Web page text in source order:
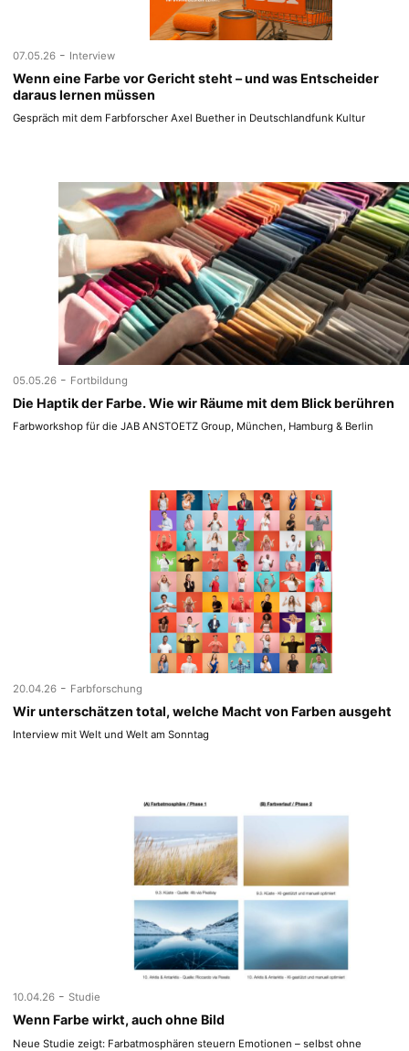
07.05.26 - Interview
Wenn eine Farbe vor Gericht steht – und was Entscheider
daraus lernen müssen
Gespräch mit dem Farbforscher Axel Buether in Deutschlandfunk Kultur
05.05.26 - Fortbildung
Die Haptik der Farbe. Wie wir Räume mit dem Blick berühren
Farbworkshop für die JAB ANSTOETZ Group, München, Hamburg & Berlin
20.04.26 - Farbforschung
Wir unterschätzen total, welche Macht von Farben ausgeht
Interview mit Welt und Welt am Sonntag
10.04.26 - Studie
Wenn Farbe wirkt, auch ohne Bild
Neue Studie zeigt: Farbatmosphären steuern Emotionen – selbst ohne